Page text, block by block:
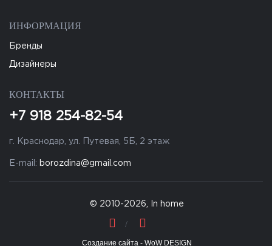
ИНФОРМАЦИЯ
Бренды
Дизайнеры
КОНТАКТЫ
+7 918 254-82-54
г. Краснодар, ул. Путевая, 5Б, 2 этаж
E-mail: borozdina@gmail.com
© 2010-2026, In home
Создание сайта - WoW DESIGN